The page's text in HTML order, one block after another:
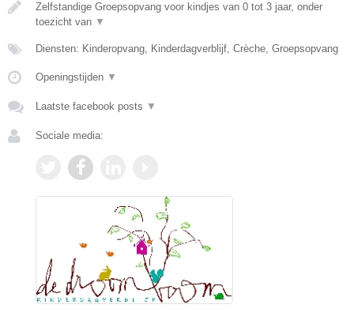
Zelfstandige Groepsopvang voor kindjes van 0 tot 3 jaar, onder
toezicht van ▼
Diensten: Kinderopvang, Kinderdagverblijf, Crèche, Groepsopvang
Openingstijden ▼
Laatste facebook posts ▼
Sociale media: